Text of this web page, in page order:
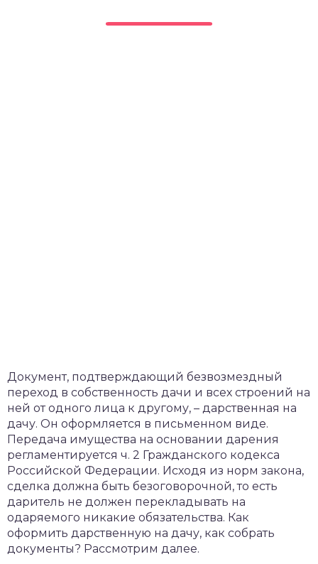
Документ, подтверждающий безвозмездный
переход в собственность дачи и всех строений на
ней от одного лица к другому, – дарственная на
дачу. Он оформляется в письменном виде.
Передача имущества на основании дарения
регламентируется ч. 2 Гражданского кодекса
Российской Федерации. Исходя из норм закона,
сделка должна быть безоговорочной, то есть
даритель не должен перекладывать на
одаряемого никакие обязательства. Как
оформить дарственную на дачу, как собрать
документы? Рассмотрим далее.